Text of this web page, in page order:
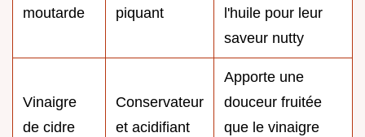
moutarde
piquant
l'huile pour leur
saveur nutty
Vinaigre
de cidre
Conservateur
et acidifiant
Apporte une
douceur fruitée
que le vinaigre